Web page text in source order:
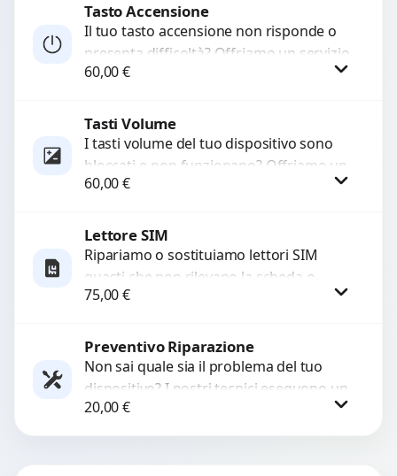
Procedi
Tasto Accensione
Il tuo tasto accensione non risponde o
presenta difficoltà? Offriamo un servizio
professionale di riparazione o
60,00€
Tasti Volume
I tasti volume del tuo dispositivo sono
bloccati o non funzionano? Offriamo un
servizio di riparazione o sostituzione
60,00€
Lettore SIM
Ripariamo o sostituiamo lettori SIM
guasti che non rilevano la scheda o
interrompono il segnale. Utilizziamo
75,00€
Procedi
Preventivo Riparazione
Non sai quale sia il problema del tuo
dispositivo? I nostri tecnici eseguono un
check-up completo con strumenti
avanzati per...
20,00€